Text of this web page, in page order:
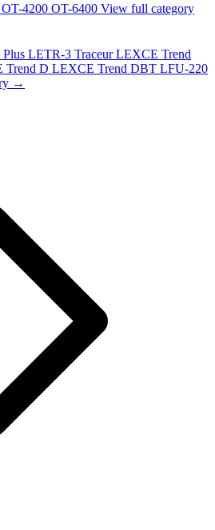
OT-4200 OT-6400 View full category
LETR-3 Traceur LEXCE Trend
Trend D LEXCE Trend DBT LFU-220
→